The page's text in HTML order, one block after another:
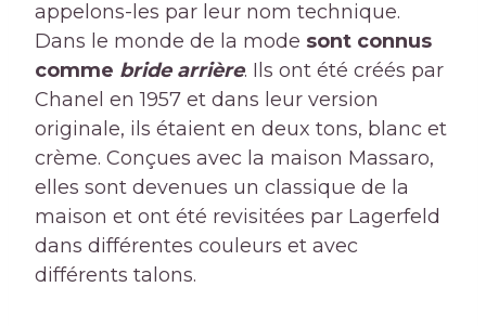
appelons-les par leur nom technique.
Dans le monde de la mode sont connus
comme bride arrière. Ils ont été créés par
Chanel en 1957 et dans leur version
originale, ils étaient en deux tons, blanc et
crème. Conçues avec la maison Massaro,
elles sont devenues un classique de la
maison et ont été revisitées par Lagerfeld
dans différentes couleurs et avec
différents talons.